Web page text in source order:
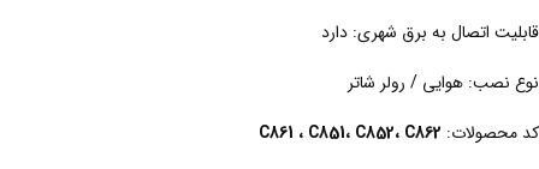
قابلیت اتصال به برق شهری: دارد
نوع نصب: هوایی / رولر شاتر
کد محصولات: C861 ، C851، C852، C862